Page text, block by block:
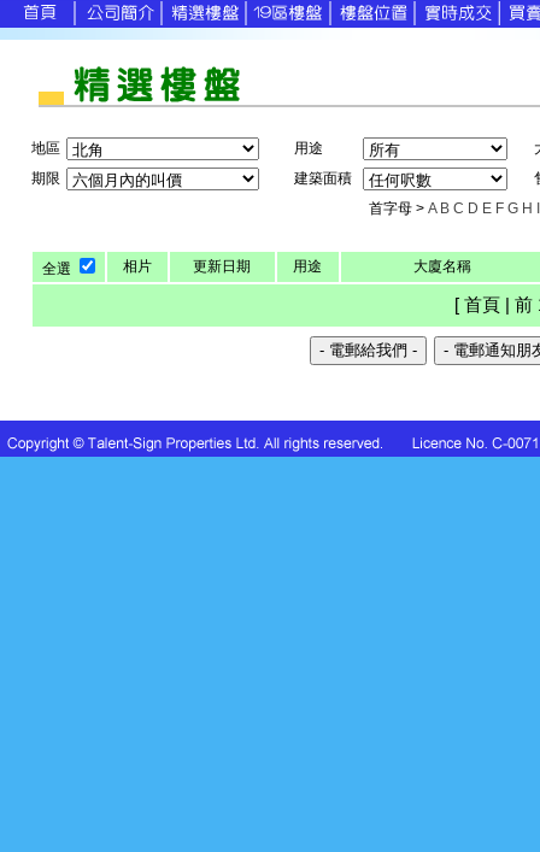
地區 用途
期限
建築面積
首字母 > A B C D E F G H
全選 相片 更新日期 用途 大廈名稱
[ 首頁 | 前